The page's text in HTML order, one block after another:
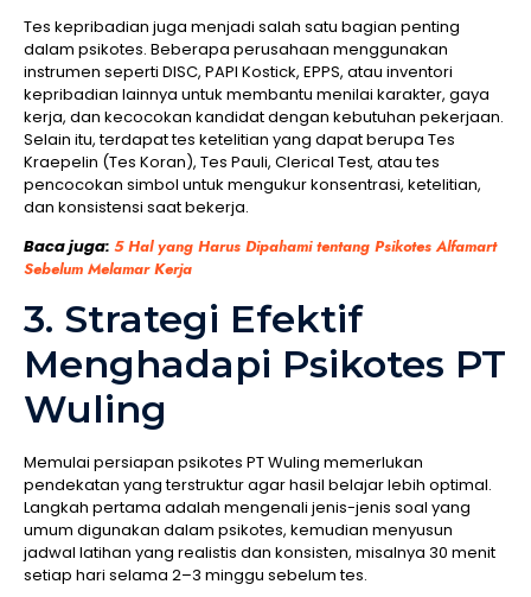
Tes kepribadian juga menjadi salah satu bagian penting
dalam psikotes. Beberapa perusahaan menggunakan
instrumen seperti DISC, PAPI Kostick, EPPS, atau inventori
kepribadian lainnya untuk membantu menilai karakter, gaya
kerja, dan kecocokan kandidat dengan kebutuhan pekerjaan.
Selain itu, terdapat tes ketelitian yang dapat berupa Tes
Kraepelin (Tes Koran), Tes Pauli, Clerical Test, atau tes
pencocokan simbol untuk mengukur konsentrasi, ketelitian,
dan konsistensi saat bekerja.
Baca juga: 5 Hal yang Harus Dipahami tentang Psikotes Alfamart
Sebelum Melamar Kerja
3. Strategi Efektif
Menghadapi Psikotes PT
Wuling
Memulai persiapan psikotes PT Wuling memerlukan
pendekatan yang terstruktur agar hasil belajar lebih optimal.
Langkah pertama adalah mengenali jenis-jenis soal yang
umum digunakan dalam psikotes, kemudian menyusun
jadwal latihan yang realistis dan konsisten, misalnya 30 menit
setiap hari selama 2–3 minggu sebelum tes.